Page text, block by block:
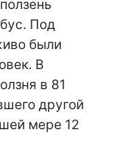
Под
были
В
в 81
другой
мере 12